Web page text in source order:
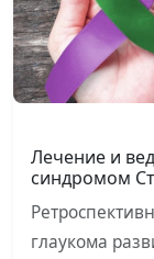
Лечение и
синдромом
глаукома